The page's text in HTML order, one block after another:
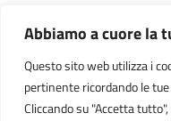
Abbiamo a cuore la
Questo sito web utilizza i
pertinente ricordando le
Cliccando su "Accetta